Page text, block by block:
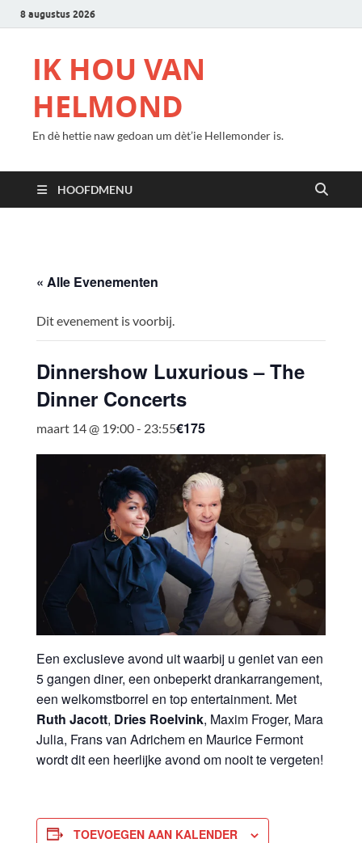
8 augustus 2026
IK HOU VAN
HELMOND
En dè hettie naw gedoan um dèt’ie Hellemonder is.
HOOFDMENU
« Alle Evenementen
Dit evenement is voorbij.
Dinnershow Luxurious – The
Dinner Concerts
maart 14 @ 19:00- 23:55€175
Een exclusieve avond uit waarbij u geniet van een
5 gangen diner, een onbeperkt drankarrangement,
een welkomstborrel en top entertainment. Met
Ruth Jacott, Dries Roelvink, Maxim Froger, Mara
Julia, Frans van Adrichem en Maurice Fermont
wordt dit een heerlijke avond om nooit te vergeten!
TOEVOEGEN AAN KALENDER